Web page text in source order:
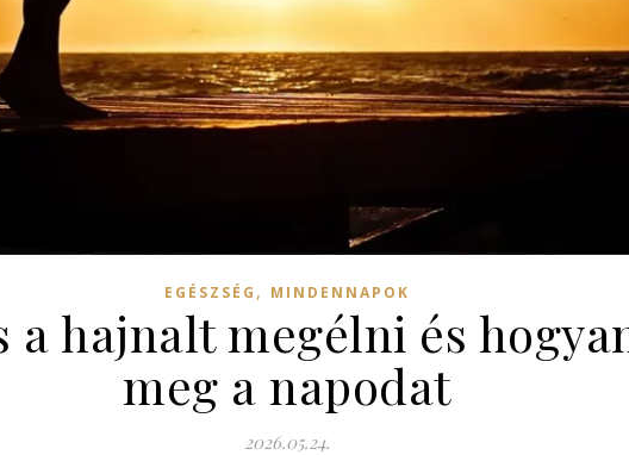
EGÉSZSÉG , MINDENNAPOK
a hajnalt megélni és
meg a napodat
2026.05.24.